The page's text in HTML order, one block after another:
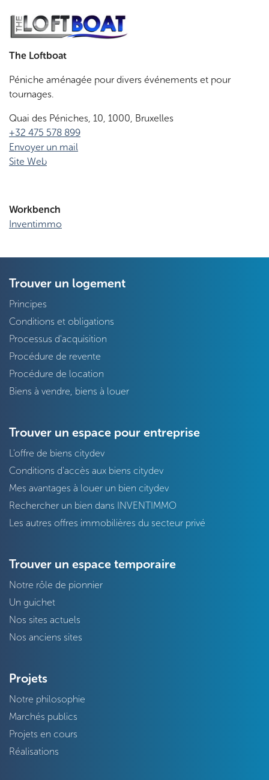
The Loftboat
Péniche aménagée pour divers événements et pour
tournages.
Quai des Péniches, 10, 1000, Bruxelles
+32 475 578 899
Envoyer un mail
Site Web
Workbench
Inventimmo
Trouver un logement
Principes
Conditions et obligations
Processus d'acquisition
Procédure de revente
Procédure de location
Biens à vendre, biens à louer
Trouver un espace pour entreprise
L'offre de biens citydev
Conditions d'accès aux biens citydev
Mes avantages à louer un bien citydev
Rechercher un bien dans INVENTIMMO
Les autres offres immobilières du secteur privé
Trouver un espace temporaire
Notre rôle de pionnier
Un guichet
Nos sites actuels
Nos anciens sites
Projets
Notre philosophie
Marchés publics
Projets en cours
Réalisations